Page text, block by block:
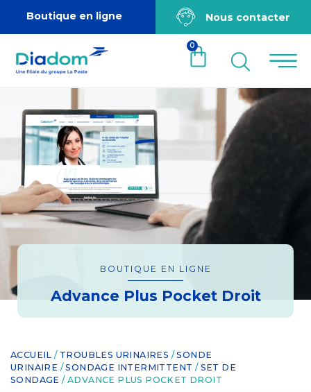
Boutique en ligne Nous contacter
0
BOUTIQUE EN LIGNE
Advance Plus Pocket Droit
ACCUEIL / TROUBLES URINAIRES /SONDE
URINAIRE /SONDAGE INTERMITTENT / SET DE
SONDAGE / ADVANCE PLUS POCKET DROIT